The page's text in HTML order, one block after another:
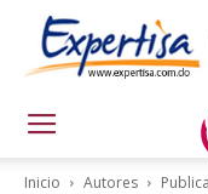
Inicio Autores